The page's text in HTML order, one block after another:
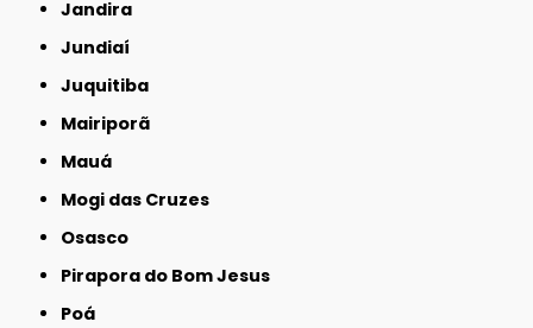
Jandira
Jundiaí
Juquitiba
Mairiporã
Mauá
Mogi das Cruzes
Osasco
Pirapora do Bom Jesus
Poá